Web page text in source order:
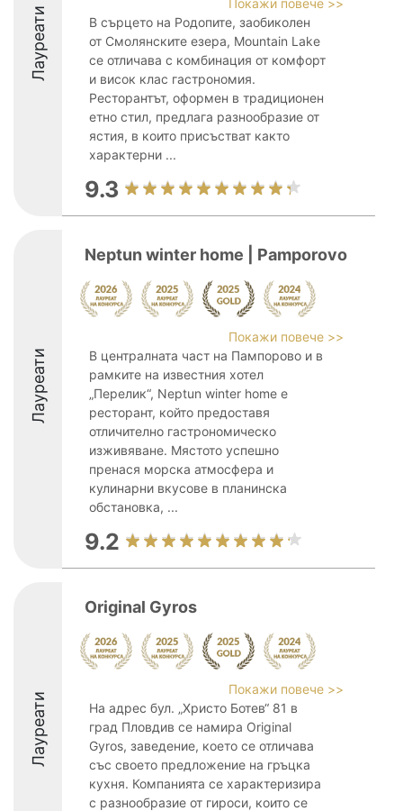
Лауреати
Покажи повече >>
В сърцето на Родопите, заобиколен
от Смолянските езера, Mountain Lake
се отличава с комбинация от комфорт
и висок клас гастрономия.
Ресторантът, оформен в традиционен
етно стил, предлага разнообразие от
ястия, в които присъстват както
характерни ...
9.3
Лауреати
Neptun winter home | Pamporovo
Покажи повече >>
В централната част на Пампорово и в
рамките на известния хотел
„Перелик“, Neptun winter home е
ресторант, който предоставя
отличително гастрономическо
изживяване. Мястото успешно
пренася морска атмосфера и
кулинарни вкусове в планинска
обстановка, ...
9.2
Лауреати
Original Gyros
Покажи повече >>
На адрес бул. „Христо Ботев“ 81 в
град Пловдив се намира Original
Gyros, заведение, което се отличава
със своето предложение на гръцка
кухня. Компанията се характеризира
с разнообразие от гироси, които се